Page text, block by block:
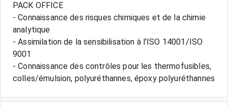
PACK OFFICE
- Connaissance des risques chimiques et de la chimie
analytique
- Assimilation de la sensibilisation à l'ISO 14001/ISO
9001
- Connaissance des contrôles pour les thermofusibles,
colles/émulsion, polyuréthannes, époxy polyuréthannes